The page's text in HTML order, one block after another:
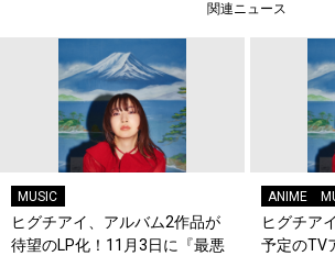
関連ニュース
MUSIC
ヒグチアイ、アルバム2作品が
待望のLP化！11月3日に『最悪
ANIME
ヒグチア
予定のTV